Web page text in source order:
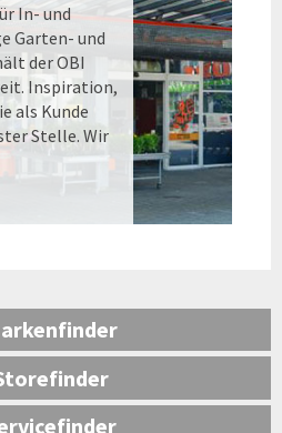
In- und
Garten- und
der OBI
Inspiration,
als Kunde
Stelle. Wir